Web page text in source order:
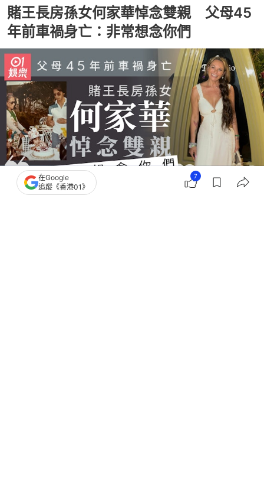
賭王長房孫女何家華悼念雙親 父母45
年前車禍身亡：非常想念你們
在Google
追蹤《香港01》
7